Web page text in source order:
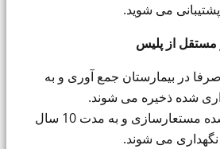
می شوید.
از پلیس
در بیمارستان جمع آوری و به
شده ذخیره می شوند.
شواهد تامین شده مستعارسازی و به مدت 10 سال
می شوند.